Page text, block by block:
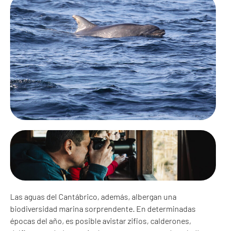
Las aguas del Cantábrico, además, albergan una
biodiversidad marina sorprendente. En determinadas
épocas del año, es posible avistar zifios, calderones,